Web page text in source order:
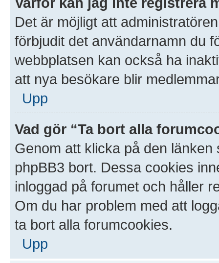
Det är möjligt att
förbjudit det användarnamn du
webbplatsen kan också ha
att nya besökare blir
Upp
Vad gör “Ta bort alla
Genom att klicka på den
phpBB3 bort. Dessa cookies
inloggad på forumet och håller
Om du har problem med att
ta bort alla forumcookies.
Upp